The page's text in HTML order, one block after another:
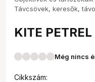
Távcsövek, keresők,
KITE
Még nincs
Cikkszám: